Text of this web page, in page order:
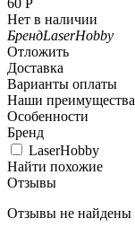
Нет в наличии
БрендLaserHobby
Отложить
Доставка
Варианты оплаты
Наши преимущества
Особенности
Бренд
LaserHobby
Найти похожие
Отзывы
Отзывы не найдены